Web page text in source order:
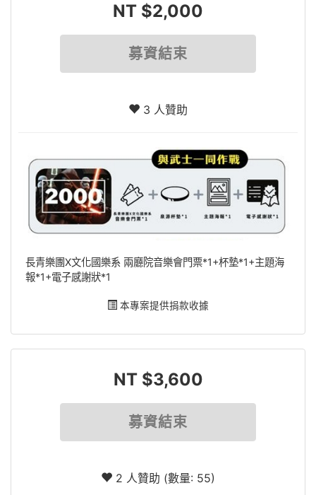
NT $2,000
募資結束
3 人贊助
長青樂團X文化國樂系 兩廳院音樂會門票*1+杯墊*1+主題海
報*1+電子感謝狀*1
本專案提供捐款收據
NT $3,600
募資結束
2 人贊助 (數量: 55)